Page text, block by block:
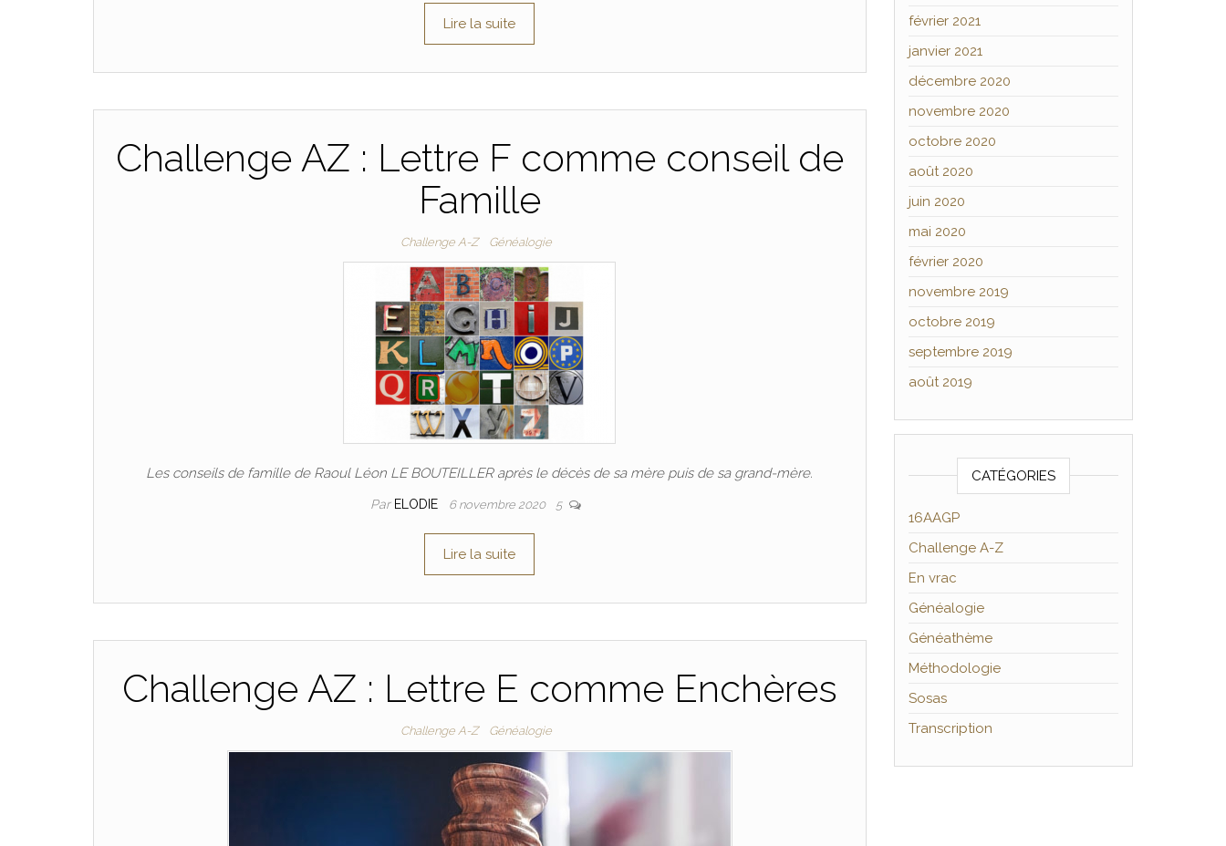
Lire la suite
Challenge AZ : Lettre F comme conseil de
Famille
Challenge A-Z Généalogie
Les conseils de famille de Raoul Léon LE BOUTEILLER après le décès de sa mère puis de sa grand-mère.
Par ELODIE 6 novembre 2020 5
Lire la suite
Challenge AZ : Lettre E comme Enchères
Challenge A-Z Généalogie
février 2021
janvier 2021
décembre 2020
novembre 2020
octobre 2020
août 2020
juin 2020
mai 2020
février 2020
novembre 2019
octobre 2019
septembre 2019
août 2019
CATÉGORIES
16AAGP
Challenge A-Z
En vrac
Généalogie
Généathème
Méthodologie
Sosas
Transcription